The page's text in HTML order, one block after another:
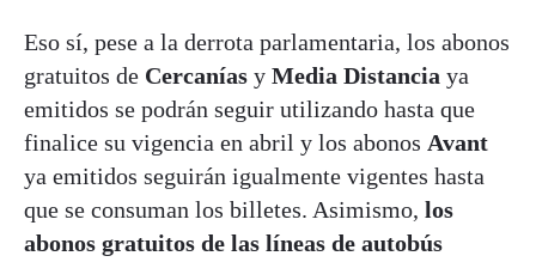
Eso sí, pese a la derrota parlamentaria, los abonos
gratuitos de Cercanías y Media Distancia ya
emitidos se podrán seguir utilizando hasta que
finalice su vigencia en abril y los abonos Avant
ya emitidos seguirán igualmente vigentes hasta
que se consuman los billetes. Asimismo, los
abonos gratuitos de las líneas de autobús